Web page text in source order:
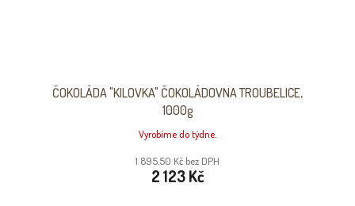
ČOKOLÁDA "KILOVKA" ČOKOLÁDOVNA TROUBELICE,
1000g
Vyrobíme do týdne.
1 895,50 Kč bez DPH
2 123 Kč